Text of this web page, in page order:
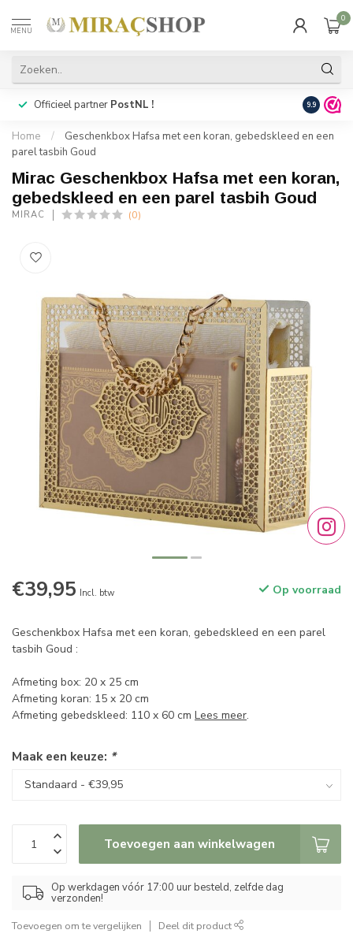
MENU
0
Officieel partner PostNL ! Snelle
9.9
Home /
Geschenkbox Hafsa met een koran, gebedskleed en een
parel tasbih Goud
Mirac Geschenkbox Hafsa met een koran,
gebedskleed en een parel tasbih Goud
MIRAC (0)
€39,95 Incl. btw Op voorraad
Geschenkbox Hafsa met een koran, gebedskleed en een parel
tasbih Goud :
Afmeting box: 20 x 25 cm
Afmeting koran: 15 x 20 cm
Afmeting gebedskleed: 110 x 60 cm Lees meer.
Maak een keuze: *
Toevoegen aan winkelwagen
Op werkdagen vóór 17:00 uur besteld, zelfde dag
verzonden!
Toevoegen om te vergelijken Deel dit product